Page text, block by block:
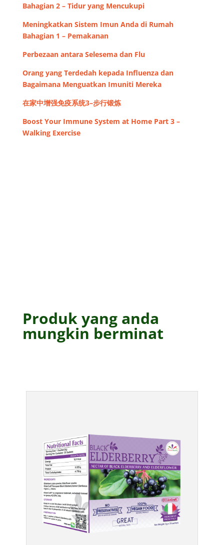
Bahagian 2 – Tidur yang Mencukupi
Meningkatkan Sistem Imun Anda di Rumah
Bahagian 1 – Pemakanan
Perbezaan antara Selesema dan Flu
Orang yang Terdedah kepada Influenza dan
Bagaimana Menguatkan Imuniti Mereka
在家中增强免疫系统3–步行锻炼
Boost Your Immune System at Home Part 3 –
Walking Exercise
Produk yang anda
mungkin berminat